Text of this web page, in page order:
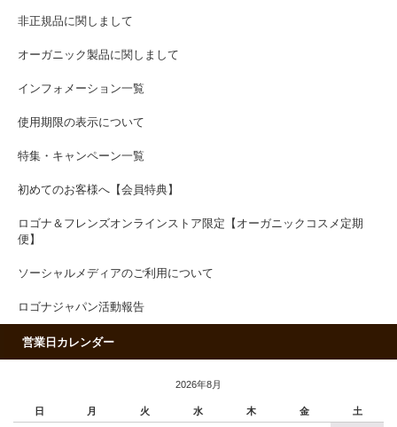
非正規品に関しまして
オーガニック製品に関しまして
インフォメーション一覧
使用期限の表示について
特集・キャンペーン一覧
初めてのお客様へ【会員特典】
ロゴナ＆フレンズオンラインストア限定【オーガニックコスメ定期
便】
ソーシャルメディアのご利用について
ロゴナジャパン活動報告
営業日カレンダー
2026年8月
日 月 火 水 木 金 土